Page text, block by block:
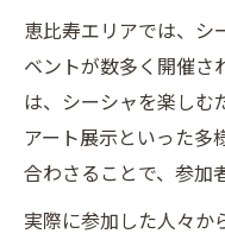
恵比寿エリアでは、シ
ベントが数多く開催さ
は、シーシャを楽しむ
アート展示といった多
合わさることで、参加
実際に参加した人々か